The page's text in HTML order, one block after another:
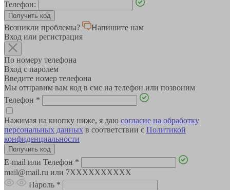
Телефон:
Возникли проблемы?
Напишите нам
Вход или регистрация
По номеру телефона
Вход с паролем
Введите номер телефона
Мы отправим вам код в смс на телефон или позвоним
Телефон *
Нажимая на кнопку ниже, я даю согласие на обработку
персональных данных в соответствии с Политикой
конфиденциальности
E-mail или Телефон *
mail@mail.ru или 7XXXXXXXXXX
Пароль *